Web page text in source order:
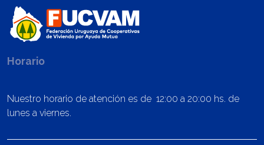
Horario
Nuestro horario de atención es de 12:00 a 20:00 hs. de
lunes a viernes.